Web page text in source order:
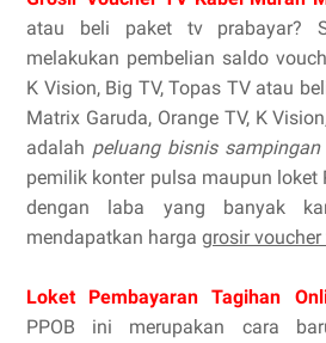
atau beli paket tv prabayar?
melakukan pembelian saldo
K Vision, Big TV, Topas TV atau
Matrix Garuda, Orange TV, K
adalah peluang bisnis sampingan
pemilik konter pulsa maupun loket
dengan laba yang banyak
mendapatkan harga grosir
Loket Pembayaran Tagihan
PPOB ini merupakan cara